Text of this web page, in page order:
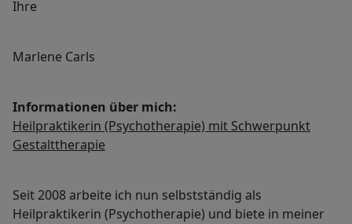
Ihre
Marlene Carls
Informationen über mich:
Heilpraktikerin (Psychotherapie) mit Schwerpunkt
Gestalttherapie
Seit 2008 arbeite ich nun selbstständig als
Heilpraktikerin (Psychotherapie) und biete in meiner